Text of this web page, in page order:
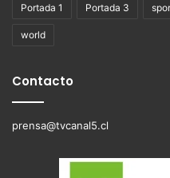
Portada 1 Portada 3
world
Contacto
prensa@tvcanal5.cl